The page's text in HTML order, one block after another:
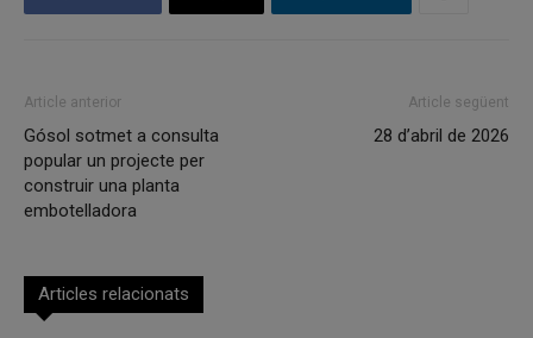
Article anterior
Gósol sotmet a consulta
popular un projecte per
construir una planta
embotelladora
Article següent
28 d’abril de 2026
Articles relacionats